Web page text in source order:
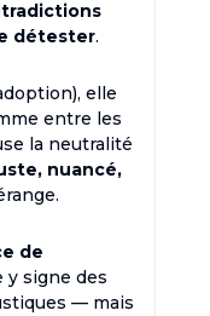
détester.
elle
entre les
la neutralité
nuancé,
de
y signe des
— mais